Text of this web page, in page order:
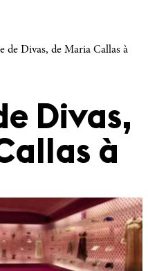
de Divas, de Maria Callas à
Divas,
à